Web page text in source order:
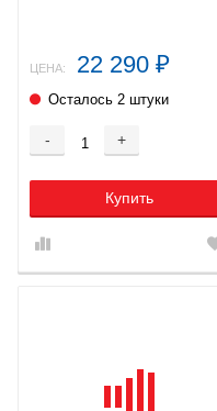
ЦЕНА: 22 290 ₽
Осталось 2 штуки
- +
Купить